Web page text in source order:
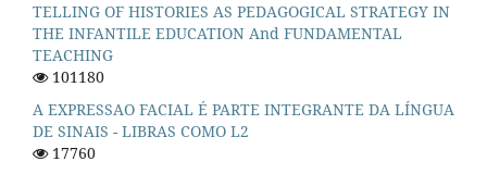
TELLING OF HISTORIES AS PEDAGOGICAL STRATEGY IN
THE INFANTILE EDUCATION And FUNDAMENTAL
TEACHING
101180
A EXPRESSAO FACIAL É PARTE INTEGRANTE DA LÍNGUA
DE SINAIS - LIBRAS COMO L2
17760